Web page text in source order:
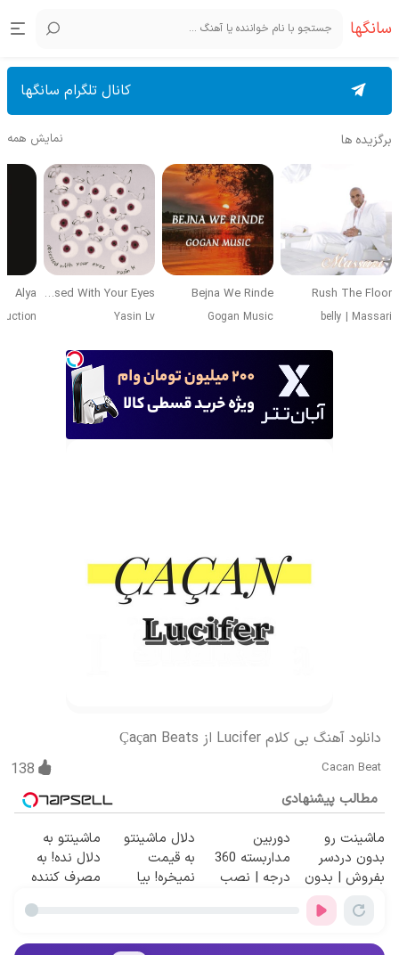
سانگها
کانال تلگرام سانگها
برگزیده ها نمایش همه
Rush The Floor
belly | Massari
Bejna We Rinde
Gogan Music
Obsessed With Your Eyes
Yasin Lv
Alya
دانلود آهنگ بی کلام Lucifer از Çaçan Beats
Cacan Beat
138
مطالب پیشنهادی
ماشینت رو
بدون دردسر
بفروش | بدون
کمسیون 😍
دوربین
مداربسته 360
درجه | نصب
دلال ماشینتو
به قیمت
نمیخره! بیا
ماشینتو به
دلال نده! به
مصرف کننده
پاسخ به یک